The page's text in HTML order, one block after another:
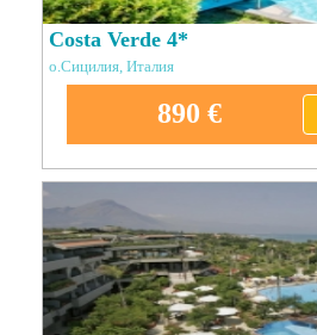
Costa Verde 4*
о.Сицилия, Италия
890 €